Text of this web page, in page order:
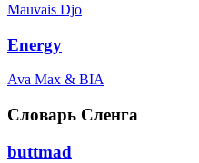
Mauvais Djo
Energy
Ava Max & BIA
Словарь Сленга
buttmad